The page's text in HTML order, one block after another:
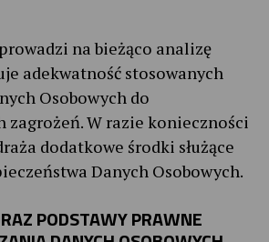
na bieżąco analizę
adekwatność stosowanych
Osobowych do
zagrożeń. W razie konieczności
dodatkowe środki służące
Danych Osobowych.
PODSTAWY PRAWNE